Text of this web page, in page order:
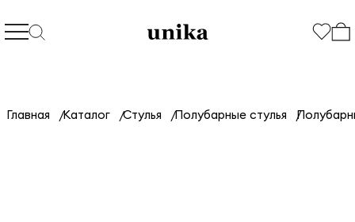
Главная Каталог Стулья Полубарные стулья